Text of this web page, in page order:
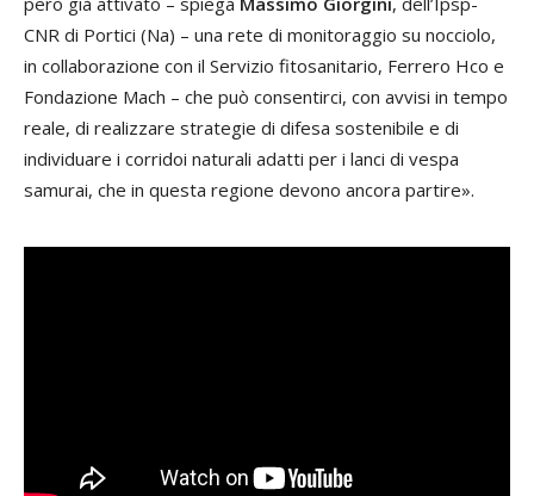
CNR di Portici (Na) – una rete di monitoraggio su nocciolo,
in collaborazione con il Servizio fitosanitario, Ferrero Hco e
Fondazione Mach – che può consentirci, con avvisi in tempo
reale, di realizzare strategie di difesa sostenibile e di
individuare i corridoi naturali adatti per i lanci di vespa
samurai, che in questa regione devono ancora partire».